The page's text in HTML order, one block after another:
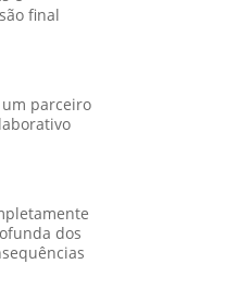
final
um parceiro
dos